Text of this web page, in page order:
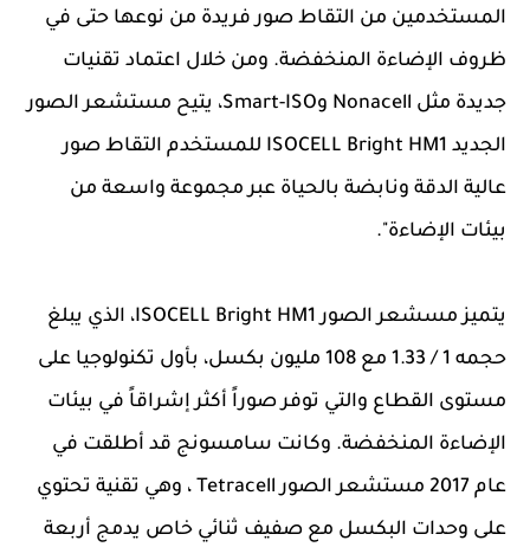
المستخدمين من التقاط صور فريدة من نوعها حتى في
ظروف الإضاءة المنخفضة. ومن خلال اعتماد تقنيات
جديدة مثل Nonacell وSmart-ISO، يتيح مستشعر الصور
الجديد ISOCELL Bright HM1 للمستخدم التقاط صور
عالية الدقة ونابضة بالحياة عبر مجموعة واسعة من
بيئات الإضاءة".
يتميز مسشعر الصور ISOCELL Bright HM1، الذي يبلغ
حجمه 1 / 1.33 مع 108 مليون بكسل، بأول تكنولوجيا على
مستوى القطاع والتي توفر صوراً أكثر إشراقاً في بيئات
الإضاءة المنخفضة. وكانت سامسونج قد أطلقت في
عام 2017 مستشعر الصور Tetracell ، وهي تقنية تحتوي
على وحدات البكسل مع صفيف ثنائي خاص يدمج أربعة